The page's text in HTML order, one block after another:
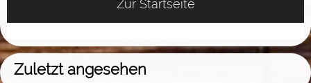
Zur Startseite
Zuletzt angesehen